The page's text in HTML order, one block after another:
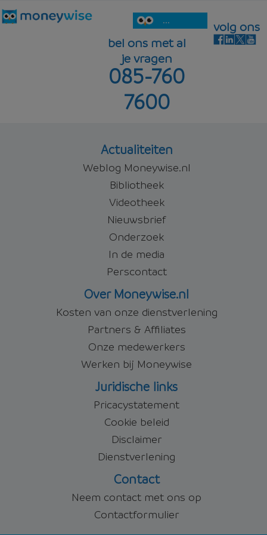
...
bel ons met al
je vragen
085-760
7600
volg ons
Actualiteiten
Weblog Moneywise.nl
Bibliotheek
Videotheek
Nieuwsbrief
Onderzoek
In de media
Perscontact
Over Moneywise.nl
Kosten van onze dienstverlening
Partners & Affiliates
Onze medewerkers
Werken bij Moneywise
Juridische links
Pricacystatement
Cookie beleid
Disclaimer
Dienstverlening
Contact
Neem contact met ons op
Contactformulier